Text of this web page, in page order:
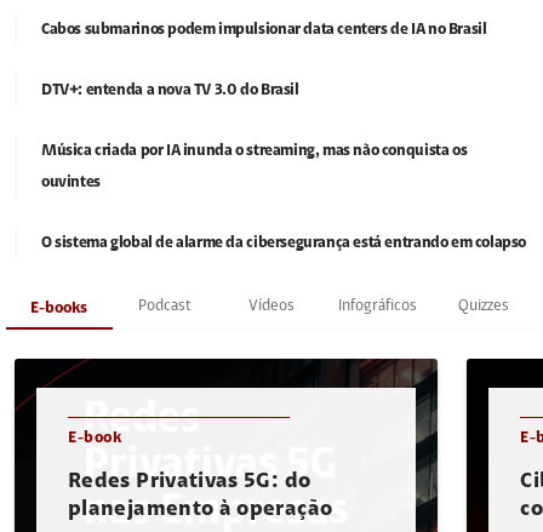
Cabos submarinos podem impulsionar data centers de IA no Brasil
DTV+: entenda a nova TV 3.0 do Brasil
Música criada por IA inunda o streaming, mas não conquista os
ouvintes
O sistema global de alarme da cibersegurança está entrando em colapso
E-books Podcast Vídeos Infográficos Quizzes
E-book
Redes Privativas 5G: do
planejamento à operação
E-